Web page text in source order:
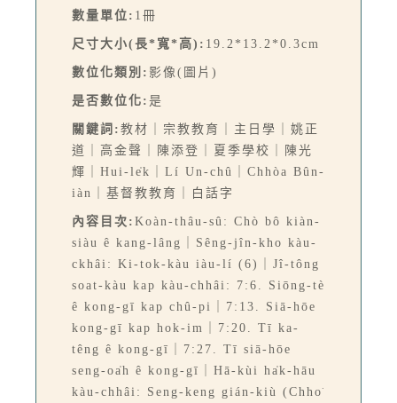
數量單位: 1冊
尺寸大小(長*寬*高): 19.2*13.2*0.3cm
數位化類別: 影像(圖片)
是否數位化: 是
關鍵詞: 教材｜宗教教育｜主日學｜姚正
道｜高金聲｜陳添登｜夏季學校｜陳光
輝｜Hui-le̍k｜Lí Un-chû｜Chhòa Bûn-
iàn｜基督教教育｜白話字
內容目次: Koàn-thâu-sû: Chò bô kiàn-
siàu ê kang-lâng｜Sêng-jîn-kho kàu-
ckhâi: Ki-tok-kàu iàu-lí (6)｜Jî-tông
soat-kàu kap kàu-chhâi: 7:6. Siōng-tè
ê kong-gī kap chû-pi｜7:13. Siā-hōe
kong-gī kap hok-im｜7:20. Tī ka-
têng ê kong-gī｜7:27. Tī siā-hōe
seng-oa̍h ê kong-gī｜Hā-kùi ha̍k-hāu
kàu-chhâi: Seng-keng gián-kiù (Chho͘